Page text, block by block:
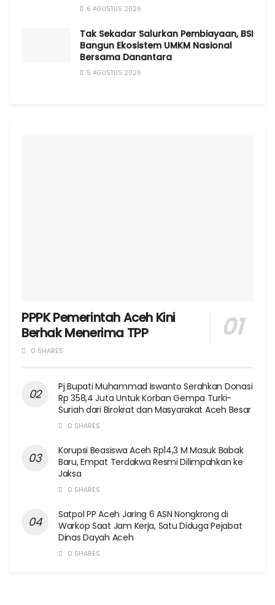
6 AGUSTUS 2026
Tak Sekadar Salurkan Pembiayaan, BSI
Bangun Ekosistem UMKM Nasional
Bersama Danantara
5 AGUSTUS 2026
PPPK Pemerintah Aceh Kini
Berhak Menerima TPP
0 SHARES
Pj Bupati Muhammad Iswanto Serahkan Donasi
Rp 358,4 Juta Untuk Korban Gempa Turki-
Suriah dari Birokrat dan Masyarakat Aceh Besar
0 SHARES
Korupsi Beasiswa Aceh Rp14,3 M Masuk Babak
Baru, Empat Terdakwa Resmi Dilimpahkan ke
Jaksa
0 SHARES
Satpol PP Aceh Jaring 6 ASN Nongkrong di
Warkop Saat Jam Kerja, Satu Diduga Pejabat
Dinas Dayah Aceh
0 SHARES